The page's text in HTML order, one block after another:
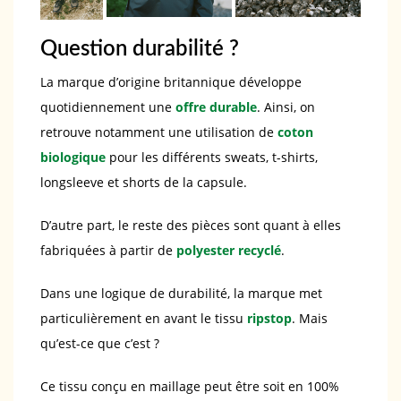
Question durabilité ?
La marque d’origine britannique développe
quotidiennement une offre durable. Ainsi, on
retrouve notamment une utilisation de coton
biologique pour les différents sweats, t-shirts,
longsleeve et shorts de la capsule.
D’autre part, le reste des pièces sont quant à elles
fabriquées à partir de polyester recyclé.
Dans une logique de durabilité, la marque met
particulièrement en avant le tissu ripstop. Mais
qu’est-ce que c’est ?
Ce tissu conçu en maillage peut être soit en 100%